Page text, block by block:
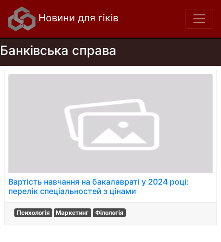
Новини для гіків
Банківська справа
Вартість навчання на бакалавраті у 2024 році:
перелік спеціальностей з цінами
Психологія Маркетинг Філологія